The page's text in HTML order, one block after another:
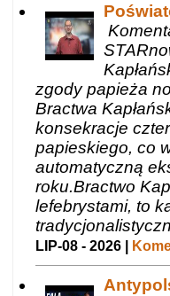
zgody papieża
Bractwa
konsekracje
papieskiego, co
automatyczną
roku.Bractwo
lefebrystami, to
LIP-08 - 2026 |